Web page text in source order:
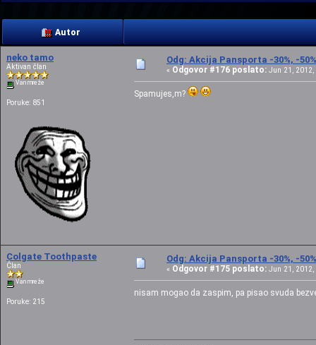
Autor
neko tamo
Aktivan član
Van mreže
Poruke: 851
Odg: Akcija Pansporta -30%, -50%
« Odgovor #176 poslato: Jun 21, 2012,
Spamujes,m?
Colgate Toothpaste
Član
Van mreže
Poruke: 215
Odg: Akcija Pansporta -30%, -50%
« Odgovor #175 poslato: Jun 21, 2012,
nisam mogao da zaspim, pa pisao svuda